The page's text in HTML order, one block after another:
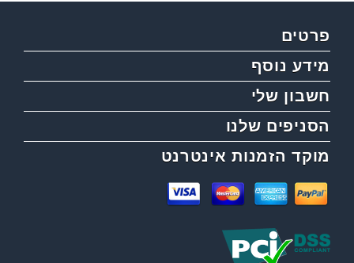
פרטים
מידע נוסף
חשבון שלי
הסניפים שלנו
מוקד הזמנות אינטרנט